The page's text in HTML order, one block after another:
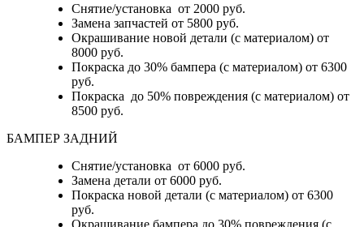
Снятие/установка от 2000 руб.
Замена запчастей от 5800 руб.
Окрашивание новой детали (с материалом) от
8000 руб.
Покраска до 30% бампера (с материалом) от 6300
руб.
Покраска до 50% повреждения (с материалом) от
8500 руб.
БАМПЕР ЗАДНИЙ
Снятие/установка от 6000 руб.
Замена детали от 6000 руб.
Покраска новой детали (с материалом) от 6300
руб.
Окрашивание бампера до 30% повреждения (с